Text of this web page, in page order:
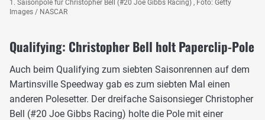
1. Saisonpole für Christopher Bell (#20 Joe Gibbs Racing) , Foto: Getty
Images / NASCAR
Qualifying: Christopher Bell holt Paperclip-Pole
Auch beim Qualifying zum siebten Saisonrennen auf dem
Martinsville Speedway gab es zum siebten Mal einen
anderen Polesetter. Der dreifache Saisonsieger Christopher
Bell (#20 Joe Gibbs Racing) holte die Pole mit einer